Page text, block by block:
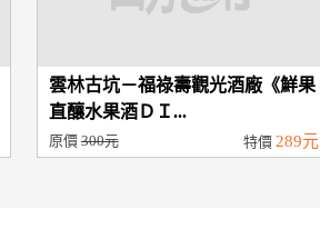
雲林古坑－福祿壽觀光酒廠《鮮果
直釀水果酒ＤＩ...
原價300元 特價289元